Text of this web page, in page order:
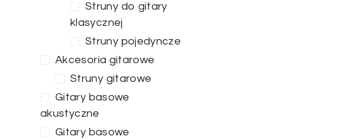
Struny do gitary
klasycznej
Struny pojedyncze
Akcesoria gitarowe
Struny gitarowe
Gitary basowe
akustyczne
Gitary basowe